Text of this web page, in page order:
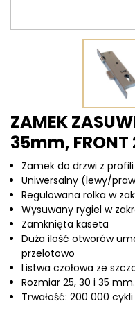
ZAMEK
35mm,
Zamek do drzwi z
Uniwersalny (lewy/
Regulowana rolka w
Wysuwany rygiel w
Zamknięta kaseta
Duża ilość otworów
przelotowo
Listwa czołowa ze
Rozmiar 25, 30 i 35 mm.
Trwałość: 200 000 cykli